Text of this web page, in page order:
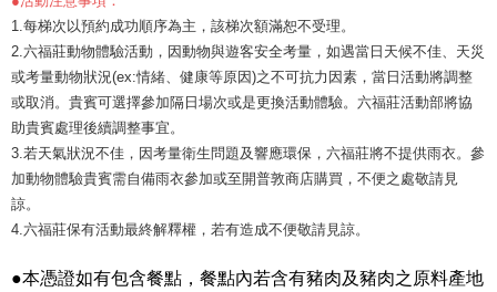
1.每梯次以預約成功順序為主，該梯次額滿恕不受理。
2.六福莊動物體驗活動，因動物與遊客安全考量，如遇當日天候不佳、天災
或考量動物狀況(ex:情緒、健康等原因)之不可抗力因素，當日活動將調整
或取消。貴賓可選擇參加隔日場次或是更換活動體驗。六福莊活動部將協
助貴賓處理後續調整事宜。
3.若天氣狀況不佳，因考量衛生問題及響應環保，六福莊將不提供雨衣。參
加動物體驗貴賓需自備雨衣參加或至開普敦商店購買，不便之處敬請見
諒。
4.六福莊保有活動最終解釋權，若有造成不便敬請見諒。
●本憑證如有包含餐點，餐點內若含有豬肉及豬肉之原料產地